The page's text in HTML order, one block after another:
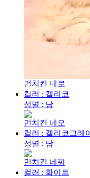
먼치킨 네로
컬러 : 캘리코
성별 : 남
먼치킨 네오
컬러 : 켈리코그레이
성별 : 남
먼치킨 네찌
컬러 : 화이트